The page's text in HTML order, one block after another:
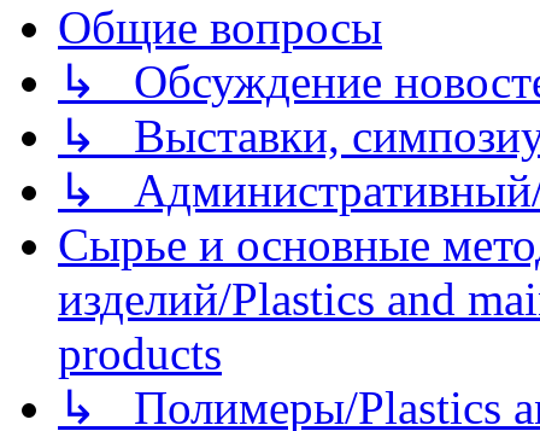
Общие вопросы
↳ Обсуждение
↳ Выставки,
↳
Сырье и основные
изделий/Plastics and
products
↳ Полимеры/Plastics